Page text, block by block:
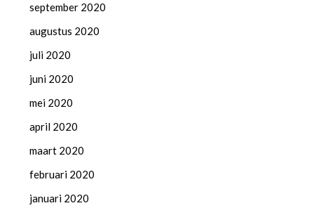
september 2020
augustus 2020
juli 2020
juni 2020
mei 2020
april 2020
maart 2020
februari 2020
januari 2020